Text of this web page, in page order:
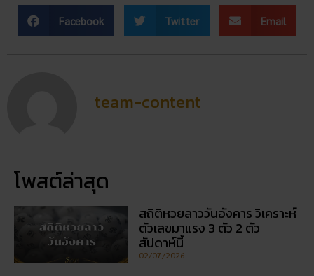
team-content
โพสต์ล่าสุด
ฝันเห็นแมวน้ำ เปิดดวงชะตา การ
งาน การเงิน ความรัก พร้อมโชค
ลาภ
30/03/2026